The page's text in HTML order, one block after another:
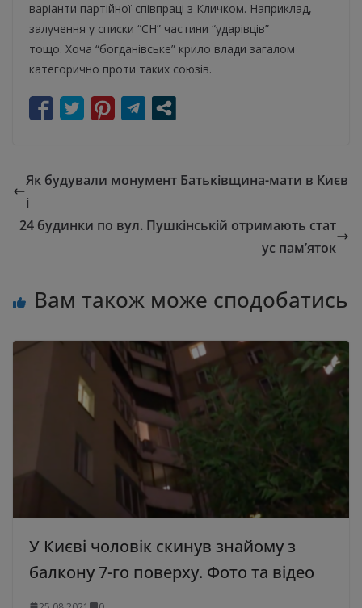
варіанти партійної співпраці з Кличком. Наприклад,
залучення у списки “СН” частини “ударівців”
тощо. Хоча “богданівське” крило влади загалом
категорично проти таких союзів.
Як будували монумент Батьківщина-мати в Києв
і
24 будинки по вул. Пушкінській отримають стат
ус пам’яток
Вам також може сподобатись
У Києві чоловік скинув знайому з
балкону 7-го поверху. Фото та відео